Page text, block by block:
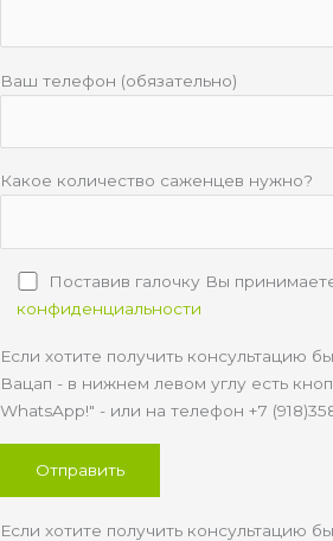
Ваш телефон (обязательно)
Какое количество саженцев нужно?
Поставив галочку Вы
конфиденциальности
Если хотите получить консультацию
Вацап - в нижнем левом углу есть
WhatsApp!" - или на телефон +7
Если хотите получить консультацию